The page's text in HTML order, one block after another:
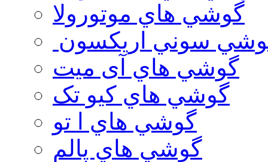
گوشي هاي موتورولا
سوني اريكسون
گوشي هاي آی میت
گوشي هاي کیو تک
گوشي هاي ا تو
گوشي هاي پالم